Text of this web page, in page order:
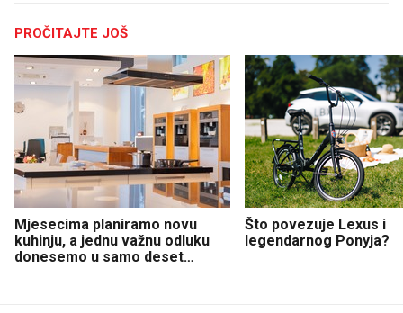
PROČITAJTE JOŠ
Mjesecima planiramo novu
kuhinju, a jednu važnu odluku
donesemo u samo deset
Što povezuje Lexus i
legendarnog Ponyja?